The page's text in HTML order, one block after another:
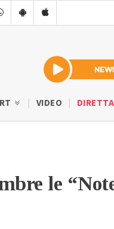
VIDEO
le